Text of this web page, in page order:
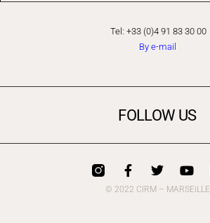
Tel: +33 (0)4 91 83 30 00
By e-mail
FOLLOW US
© 2022 CIRM – MARSEiLLE